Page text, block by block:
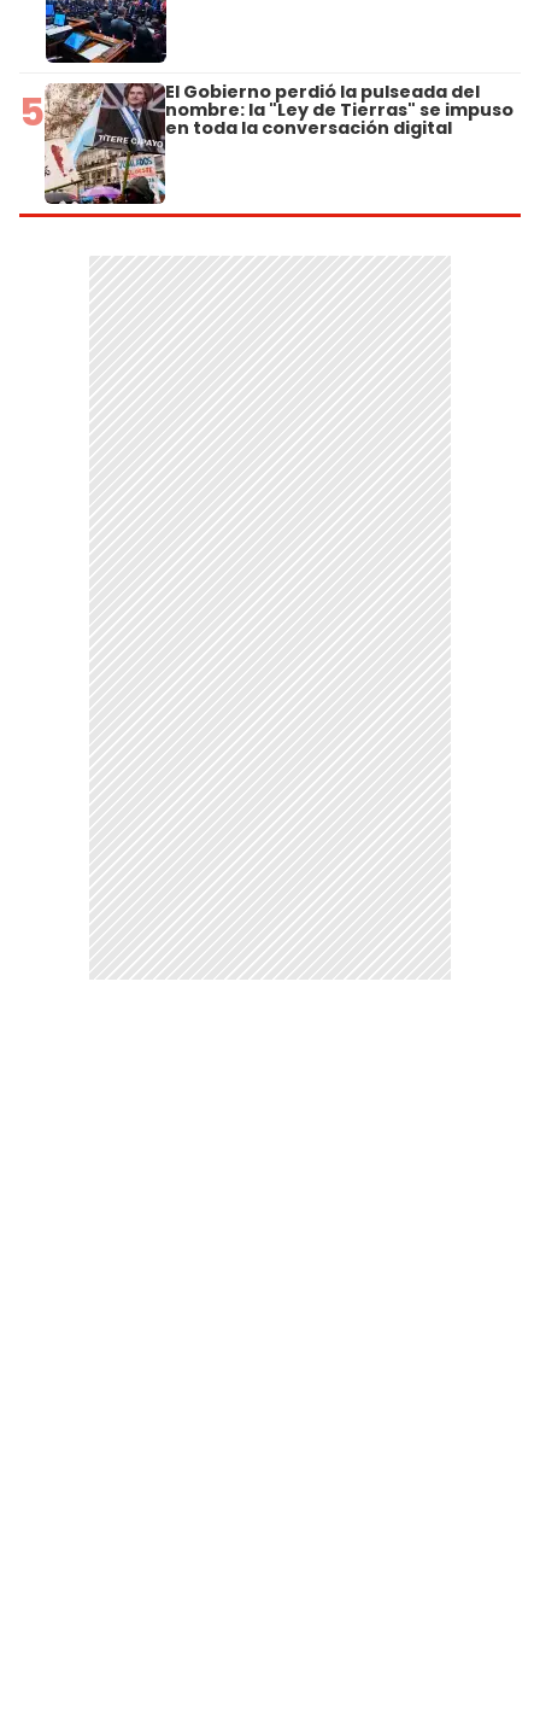
5 El Gobierno perdió la pulseada del
nombre: la "Ley de Tierras" se impuso
en toda la conversación digital